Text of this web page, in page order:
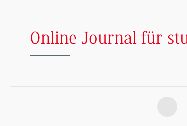
Online Journal für